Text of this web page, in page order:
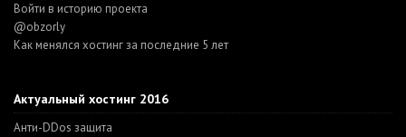
Войти в историю проекта
@obzorly
Как менялся хостинг за последние 5 лет
Актуальный хостинг 2016
Анти-DDos защита